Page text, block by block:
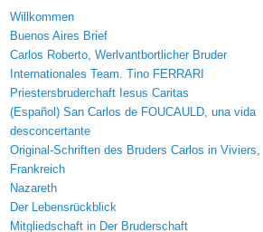
Willkommen
Buenos Aires Brief
Carlos Roberto, Werlvantbortlicher Bruder
Internationales Team. Tino FERRARI
Priestersbruderchaft Iesus Caritas
(Español) San Carlos de FOUCAULD, una vida
desconcertante
Original-Schriften des Bruders Carlos in Viviers,
Frankreich
Nazareth
Der Lebensrückblick
Mitgliedschaft in Der Bruderschaft